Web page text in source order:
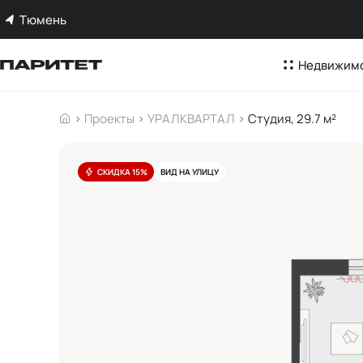
Тюмень
Проекты УРАЛКВАРТАЛ Студия, 29.7 м²
СКИДКА 15% ВИД НА УЛИЦУ